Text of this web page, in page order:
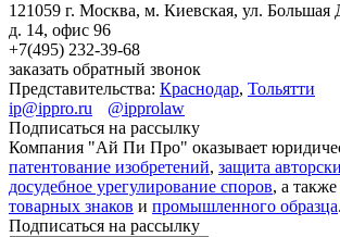
121059 г. Москва, м. Киевская, ул. Большая
д. 14, офис 96
+7(495) 232-39-68
заказать обратный звонок
Представительства: Краснодар, Тольятти
ip@ippro.ru
@ipprolaw
Подписаться на рассылку
Компания "Ай Пи Про" оказывает
патентование изобретений, защита
досудебное урегулирование споров, а также
товарных знаков и промышленного образца.
Подписаться на рассылку